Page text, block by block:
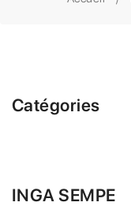
Catégories
INGA SEMPE